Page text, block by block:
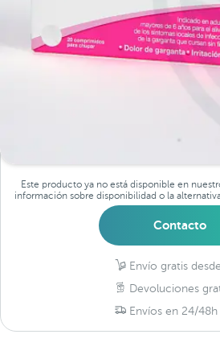
Este producto ya no está disponible en
información sobre disponibilidad o la
Contacto
Envío gratis
Devoluciones
Envíos en 24/48h